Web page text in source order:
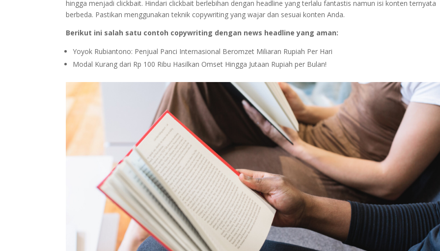
hingga menjadi clickbait. Hindari clickbait berlebihan dengan headline yang terlalu fantastis namun isi konten ternyata
berbeda. Pastikan menggunakan teknik copywriting yang wajar dan sesuai konten Anda.
Berikut ini salah satu contoh copywriting dengan news headline yang aman:
Yoyok Rubiantono: Penjual Panci Internasional Beromzet Miliaran Rupiah Per Hari
Modal Kurang dari Rp 100 Ribu Hasilkan Omset Hingga Jutaan Rupiah per Bulan!